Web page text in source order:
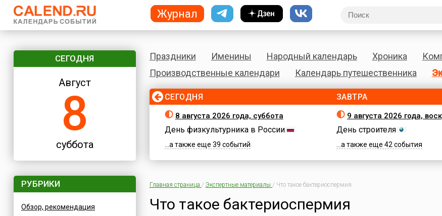
СЕГОДНЯ
Август
8
суббота
РУБРИКИ
Обзор, рекомендация
Праздники Именины Народный календарь Хроника
Производственные календари
Календарь путешественника
СЕГОДНЯ
8 августа 2026 года, суббота
День физкультурника в России
...а также еще 39 событий
ЗАВТРА
9 августа 2026 года,
День строителя
...а также еще 42 события
Главная страница / Экспертные материалы / Что такое бактериоспермия
Что такое бактериоспермия
Журнал